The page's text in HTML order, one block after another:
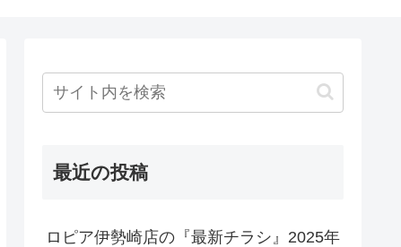
最近の投稿
ロピア伊勢崎店の『最新チラシ』2025年